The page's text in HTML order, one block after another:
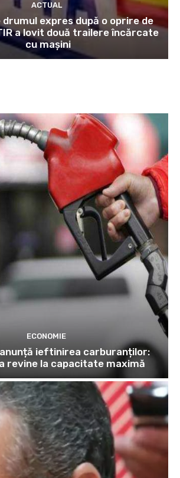
ACTUAL
expres după o oprire de
a lovit două trailere încărcate
cu mașini
ECONOMIE
anunță ieftinirea carburanților:
revine la capacitate maximă